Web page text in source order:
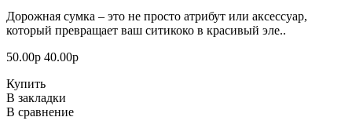
Дорожная сумка – это не просто атрибут или аксессуар,
который превращает ваш ситикоко в красивый эле..
50.00р 40.00р
Купить
В закладки
В сравнение